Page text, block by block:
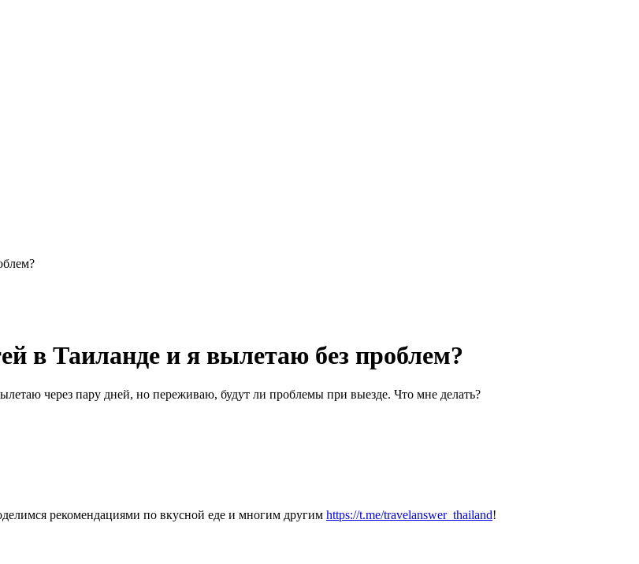
в Таиланде и я вылетаю без проблем?
через пару дней, но переживаю, будут ли проблемы при выезде. Что мне делать?
рекомендациями по вкусной еде и многим другим https://t.me/travelanswer_thailand!